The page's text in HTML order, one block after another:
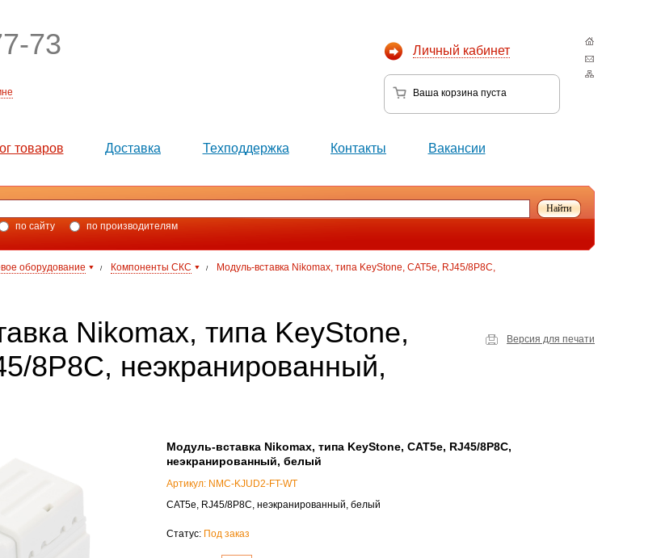
Личный кабинет
Ваша корзина пуста
73
товаров Доставка Техподдержка Контакты Вакансии
по сайту по производителям
оборудование / Компоненты СКС /
Модуль-вставка Nikomax, типа KeyStone, CAT5e, RJ45/8P8C,
Версия для печати
Nikomax, типа KeyStone,
8P8C, неэкранированный,
Модуль-вставка Nikomax, типа KeyStone, CAT5e, RJ45/8P8C,
неэкранированный, белый
Артикул: NMC-KJUD2-FT-WT
CAT5e, RJ45/8P8C, неэкранированный, белый
Статус: Под заказ